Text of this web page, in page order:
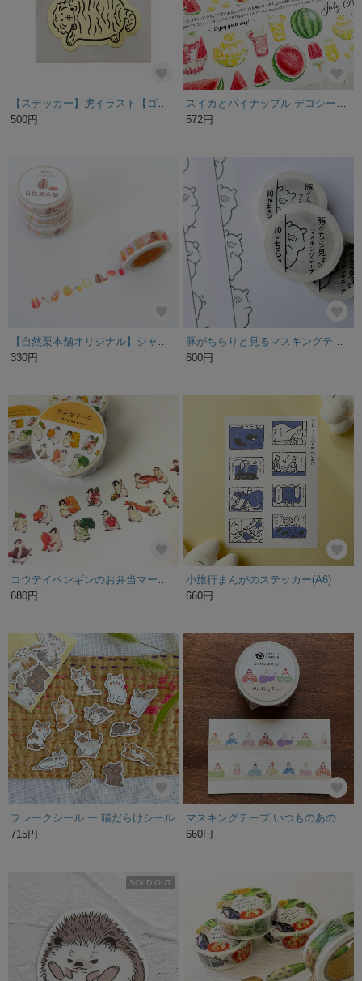
500円
572円
330円
600円
680円
小旅行まんがのステッカー(A6)
660円
フレークシール ー 猫だらけシール
715円
660円
SOLD OUT